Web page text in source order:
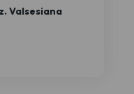
Valsesiana